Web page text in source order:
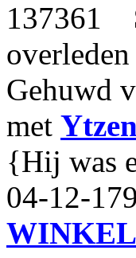
137361
Gehuwd
met
{Hij was
04-12-
WINKEL